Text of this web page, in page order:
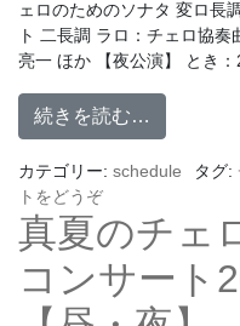
ェロのためのソナタ 変ロ長
ト 二長調 ラロ：チェロ協
亮一 ほか 【夜公演】 とき
続きを読む…
カテゴリー: schedule タグ:
トをどうぞ
真夏のチェ
コンサー